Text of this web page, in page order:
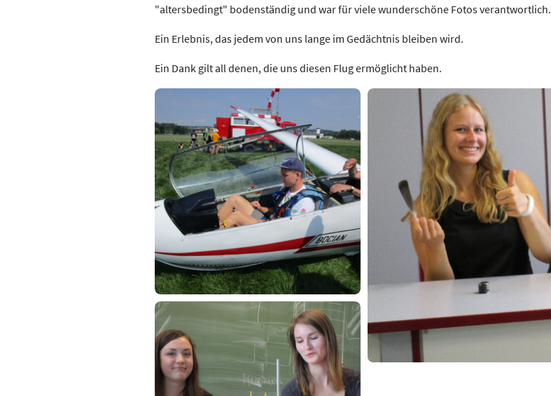
"altersbedingt" bodenständig und war für viele wunderschöne Fotos verantwortlich.
Ein Erlebnis, das jedem von uns lange im Gedächtnis bleiben wird.
Ein Dank gilt all denen, die uns diesen Flug ermöglicht haben.